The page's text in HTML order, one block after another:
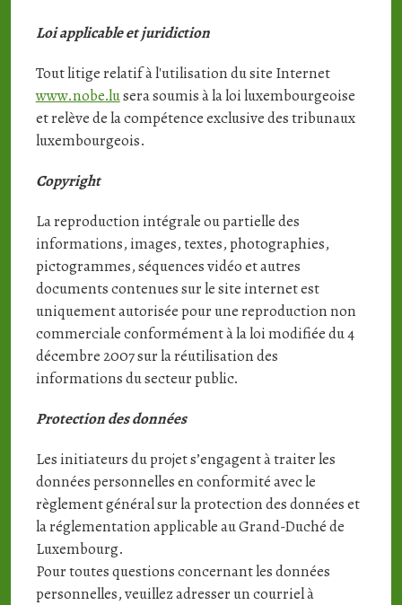
Loi applicable et juridiction
Tout litige relatif à l'utilisation du site Internet
www.nobe.lusera soumis à la loi luxembourgeoise
et relève de la compétence exclusive des tribunaux
luxembourgeois.
Copyright
La reproduction intégrale ou partielle des
informations, images, textes, photographies,
pictogrammes, séquences vidéo et autres
documents contenues sur le site internet est
uniquement autorisée pour une reproduction non
commerciale conformément à la loi modifiée du 4
décembre 2007 sur la réutilisation des
informations du secteur public.
Protection des données
Les initiateurs du projet s’engagent à traiter les
données personnelles en conformité avec le
règlement général sur la protection des données et
la réglementation applicable au Grand-Duché de
Luxembourg.
Pour toutes questions concernant les données
personnelles, veuillez adresser un courriel à